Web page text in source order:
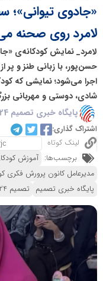
«جادوی تیوانی»؛
لامرد روی صحنه
لامرد_ نمایش کودکانه‌ی
اجرا می‌شود؛ نمایشی که
شادی، دوستی و مهربانی
پایگاه خبری تصمیم 24
اشتراک گذاری:
لینک کوتاه
برچسب‌ها: آموزش
مدیرعامل کانون پرورش فکری
پایگاه خبری تصمیم تصمیم 24